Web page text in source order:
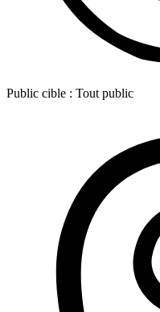
Public cible : Tout public